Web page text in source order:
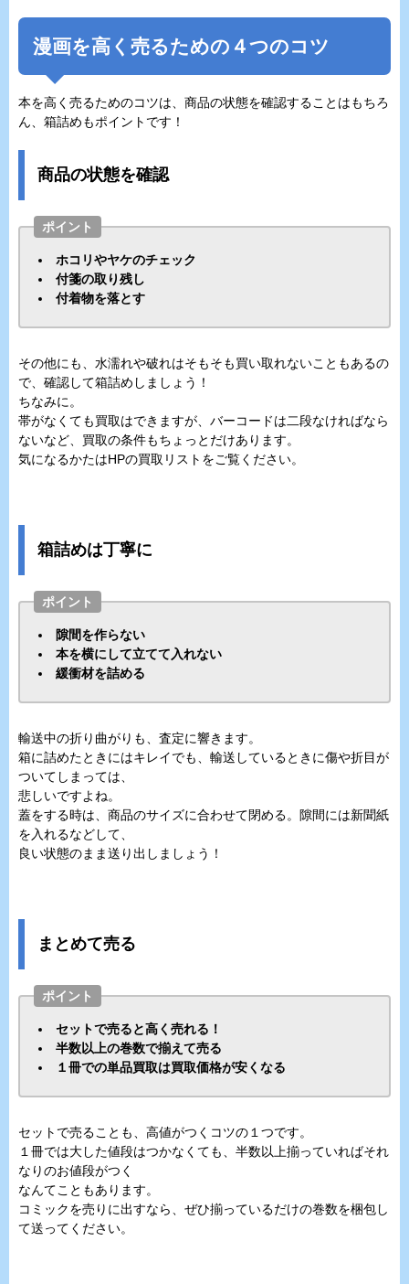
漫画を高く売るための４つのコツ
本を高く売るためのコツは、商品の状態を確認することはもちろ
ん、箱詰めもポイントです！
商品の状態を確認
ポイント
ホコリやヤケのチェック
付箋の取り残し
付着物を落とす
その他にも、水濡れや破れはそもそも買い取れないこともあるの
で、確認して箱詰めしましょう！
ちなみに。
帯がなくても買取はできますが、バーコードは二段なければなら
ないなど、買取の条件もちょっとだけあります。
気になるかたはHPの買取リストをご覧ください。
箱詰めは丁寧に
ポイント
隙間を作らない
本を横にして立てて入れない
緩衝材を詰める
輸送中の折り曲がりも、査定に響きます。
箱に詰めたときにはキレイでも、輸送しているときに傷や折目が
ついてしまっては、
悲しいですよね。
蓋をする時は、商品のサイズに合わせて閉める。隙間には新聞紙
を入れるなどして、
良い状態のまま送り出しましょう！
まとめて売る
ポイント
セットで売ると高く売れる！
半数以上の巻数で揃えて売る
１冊での単品買取は買取価格が安くなる
セットで売ることも、高値がつくコツの１つです。
１冊では大した値段はつかなくても、半数以上揃っていればそれ
なりのお値段がつく
なんてこともあります。
コミックを売りに出すなら、ぜひ揃っているだけの巻数を梱包し
て送ってください。